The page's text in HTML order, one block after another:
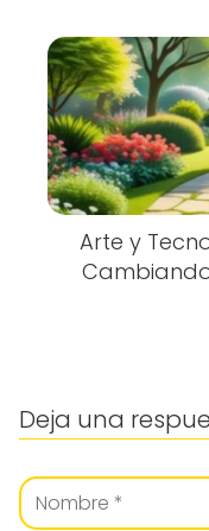
Arte y
Deja una